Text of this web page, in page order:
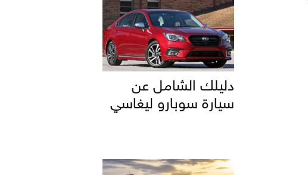
دليلك الشامل عن
سيارة سوبارو ليغاسي